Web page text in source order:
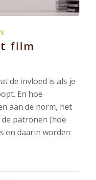
film
de invloed is als je
En hoe
aan de norm, het
patronen (hoe
en daarin worden